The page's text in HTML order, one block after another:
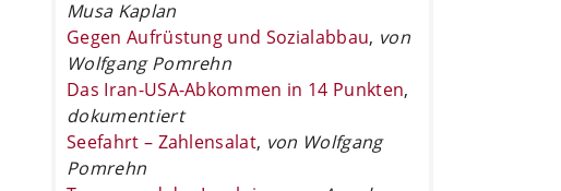
Musa Kaplan
Gegen Aufrüstung und Sozialabbau, von
Wolfgang Pomrehn
Das Iran-USA-Abkommen in 14 Punkten,
dokumentiert
Seefahrt – Zahlensalat, von Wolfgang
Pomrehn